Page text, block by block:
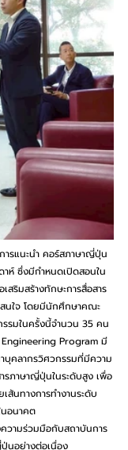
าห์ ซึ่งมีกำหนดเปิดสอนใน
สริมสร้างทักษะการสื่อสาร
นใจ โดยมีนักศึกษาคณะ
รมในครั้งนี้จำนวน 35 คน
Engineering Program มี
คลากรวิศวกรรมที่มีความ
รภาษาญี่ปุ่นในระดับสูง เพื่อ
ส้นทางการทำงานระดับ
นอนาคต
วามร่วมมือกับสถาบันการ
นอย่างต่อเนื่อง